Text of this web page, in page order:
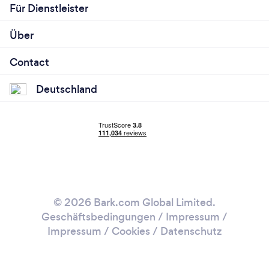
Für Dienstleister
Über
Contact
Deutschland
© 2026 Bark.com Global Limited.
Geschäftsbedingungen / Impressum /
Impressum / Cookies / Datenschutz